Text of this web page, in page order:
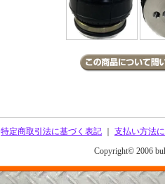
特定商取引法に基づく表記
支払い方法
Copyright© 2006